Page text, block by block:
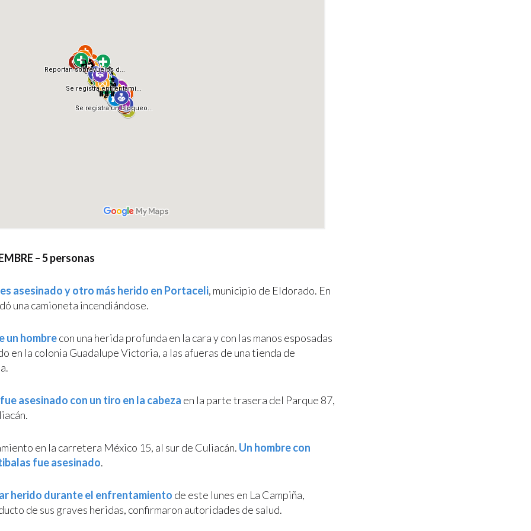
– 5 personas
asesinado y otro más herido en Portaceli, municipio de Eldorado. En
una camioneta incendiándose.
un hombrecon una herida profunda en la cara y con las manos esposadas
en la colonia Guadalupe Victoria, a las afueras de una tienda de
asesinado con un tiro en la cabeza en la parte trasera del Parque 87,
en la carretera México 15, al sur de Culiacán. Un hombre con
fue asesinado.
herido durante el enfrentamiento de este lunes en La Campiña,
de sus graves heridas, confirmaron autoridades de salud.